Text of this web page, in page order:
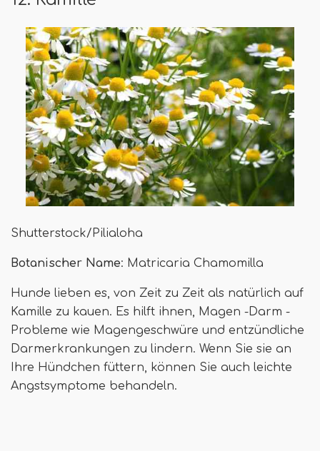
Shutterstock/Pilialoha
Botanischer Name: Matricaria Chamomilla
Hunde lieben es, von Zeit zu Zeit als natürlich auf
Kamille zu kauen. Es hilft ihnen, Magen -Darm -
Probleme wie Magengeschwüre und entzündliche
Darmerkrankungen zu lindern. Wenn Sie sie an
Ihre Hündchen füttern, können Sie auch leichte
Angstsymptome behandeln.